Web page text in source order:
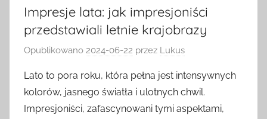
Impresje lata: jak impresjoniści
przedstawiali letnie krajobrazy
Opublikowano 2024-06-22 przez Lukus
Lato to pora roku, która pełna jest intensywnych
kolorów, jasnego światła i ulotnych chwil.
Impresjoniści, zafascynowani tymi aspektami,